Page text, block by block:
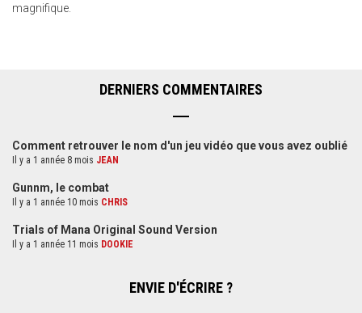
magnifique.
DERNIERS COMMENTAIRES
Comment retrouver le nom d'un jeu vidéo que vous avez oublié
Il y a 1 année 8 mois JEAN
Gunnm, le combat
Il y a 1 année 10 mois CHRIS
Trials of Mana Original Sound Version
Il y a 1 année 11 mois DOOKIE
ENVIE D'ÉCRIRE ?